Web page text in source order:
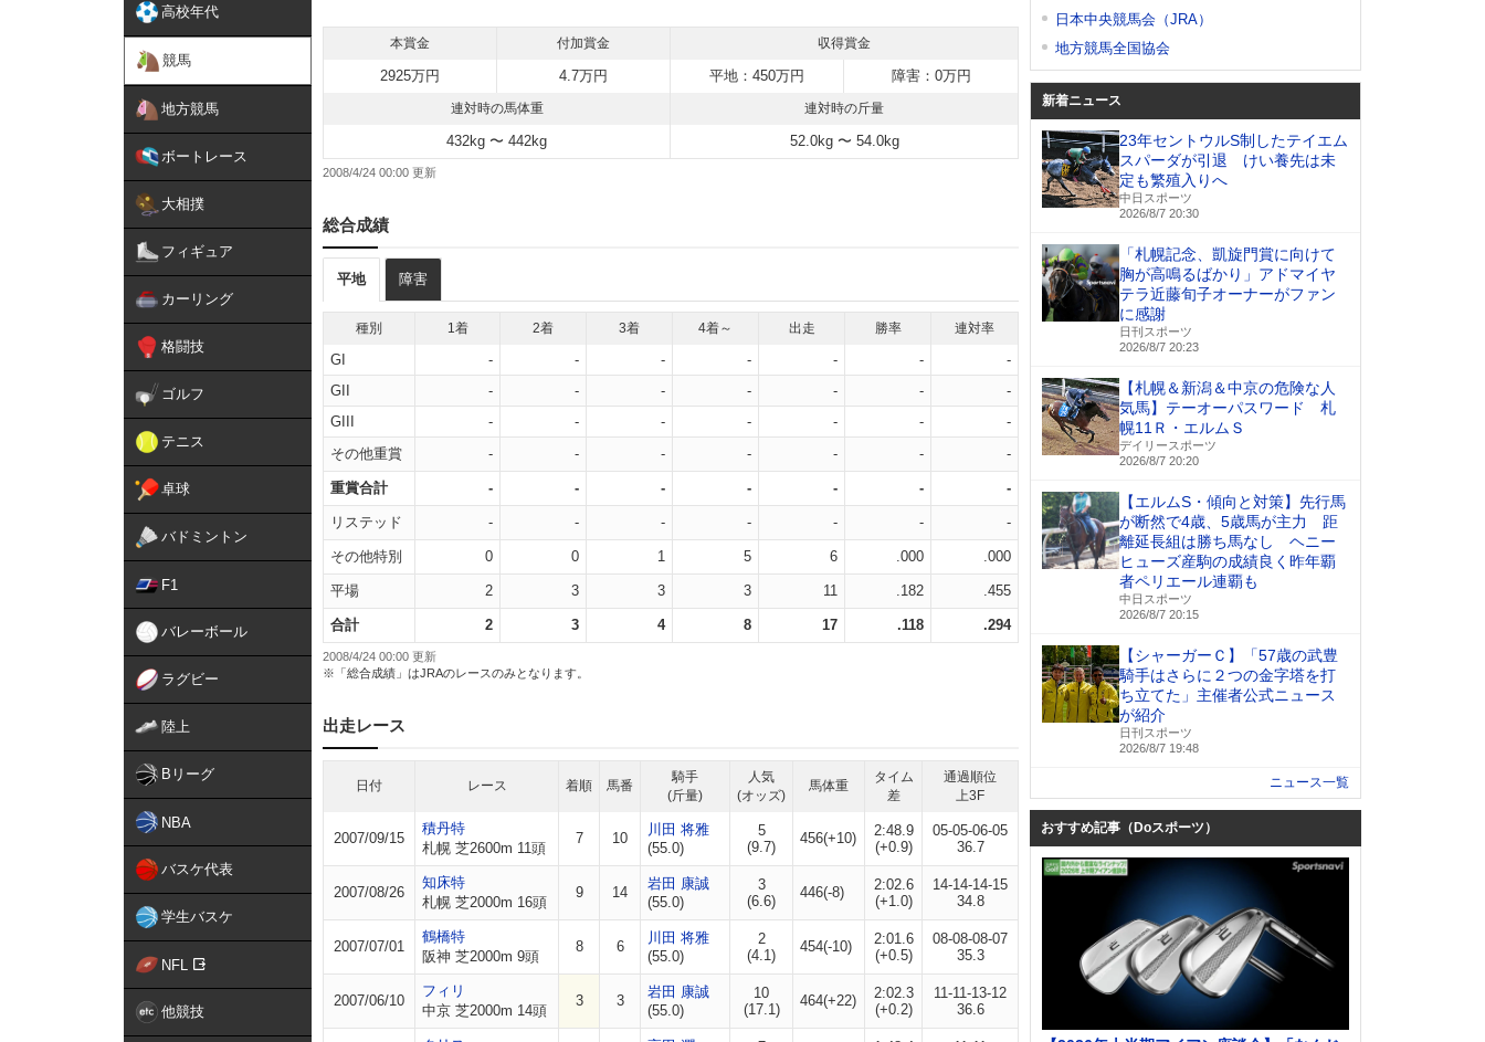
高校年代
競馬
地方競馬
ボートレース
大相撲
フィギュア
カーリング
格闘技
ゴルフ
テニス
卓球
バドミントン
F1
バレーボール
ラグビー
陸上
Bリーグ
NBA
バスケ代表
学生バスケ
NFL
他競技
本賞金 付加賞金 収得賞金
2925万円 4.7万円 平地：450万円 障害：0万円
連対時の馬体重 連対時の斤量
432kg 〜 442kg 52.0kg 〜 54.0kg
2008/4/24 00:00
総合成績
平地 障害
種別 1着 2着 3着 4着～ 出走 勝率 連対率
GI - - - - - -
-
GII
- - - - - -
-
GIII
- - - - - -
-
その他重賞
- - - - - - -
重賞合計 - - - - - - -
リステッド - - - - - - -
その他特別 0 0 1 5 6 .000 .000
平場 2 3 3 3 11 .182 .455
合計 2 3 4 8 17 .118 .294
2008/4/24 00:00 更新
※「総合成績」はJRAのレースのみとなります。
出走レース
日付 レース 着順 馬番
騎手
(斤量)
人気
(オッズ)
馬体重
タイム
差
通過順位
上3F
2007/09/15
積丹特
札幌 芝2600m 11頭
7 10
川田 将雅
(55.0)
5
(9.7)
456(+10)
2:48.9
(+0.9)
05-05-06-05
36.7
2007/08/26
知床特
札幌 芝2000m 16頭
9 14
岩田 康誠
(55.0)
3
(6.6)
446(-8)
2:02.6
(+1.0)
14-14-14-15
34.8
2007/07/01
鶴橋特
阪神 芝2000m 9頭
8 6
川田 将雅
(55.0)
2
(4.1)
454(-10)
2:01.6
(+0.5)
08-08-08-07
35.3
2007/06/10
フィリ
中京 芝2000m 14頭
3 3
岩田 康誠
(55.0)
10
(17.1)
464(+22)
2:02.3
(+0.2)
11-11-13-12
36.6
日本中央競馬会（JRA）
地方競馬全国協会
新着ニュース
23年セントウルS制したテイエム
スパーダが引退 けい養先は未
定も繁殖入りへ
中日スポーツ
2026/8/7 20:30
「札幌記念、凱旋門賞に向けて
胸が高鳴るばかり」アドマイヤ
テラ近藤旬子オーナーがファン
に感謝
日刊スポーツ
2026/8/7 20:23
【札幌＆新潟＆中京の危険な人
気馬】テーオーパスワード 札
幌11Ｒ・エルムＳ
デイリースポーツ
2026/8/7 20:20
【エルムS・傾向と対策】先行馬
が断然で4歳、5歳馬が主力 距
離延長組は勝ち馬なし ヘニー
ヒューズ産駒の成績良く昨年覇
者ペリエール連覇も
中日スポーツ
2026/8/7 20:15
【シャーガーＣ】「57歳の武豊
騎手はさらに２つの金字塔を打
ち立てた」主催者公式ニュース
が紹介
日刊スポーツ
2026/8/7 19:48
ニュース一覧
おすすめ記事（Doスポーツ）